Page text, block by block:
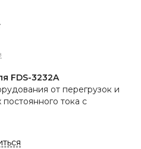
FDS-3232A
от перегрузок и
тока с